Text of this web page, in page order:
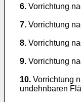
6. Vorrichtung
7. Vorrichtung
8. Vorrichtung
9. Vorrichtung
10. Vorrichtung
undehnbaren